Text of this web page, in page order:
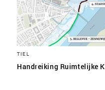
TIEL
Handreiking Ruimtelijke